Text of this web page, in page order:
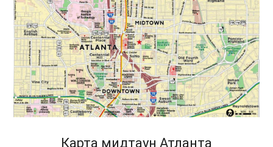
Карта мидтаун Атланта